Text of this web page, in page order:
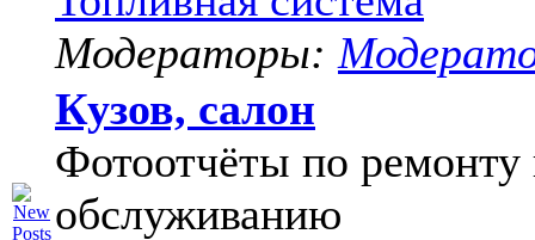
Модераторы:
Кузов, салон
Фотоотчёты по ремонту
обслуживанию